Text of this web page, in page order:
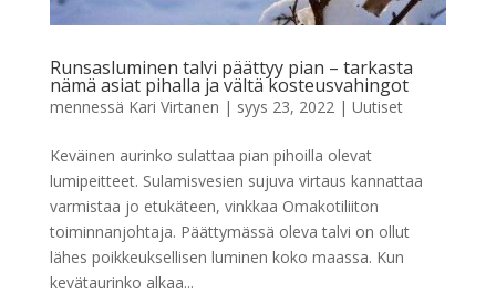
Runsasluminen talvi päättyy pian – tarkasta
nämä asiat pihalla ja vältä kosteusvahingot
mennessä Kari Virtanen | syys 23, 2022| Uutiset
Keväinen aurinko sulattaa pian pihoilla olevat
lumipeitteet. Sulamisvesien sujuva virtaus kannattaa
varmistaa jo etukäteen, vinkkaa Omakotiliiton
toiminnanjohtaja. Päättymässä oleva talvi on ollut
lähes poikkeuksellisen luminen koko maassa. Kun
kevätaurinko alkaa...